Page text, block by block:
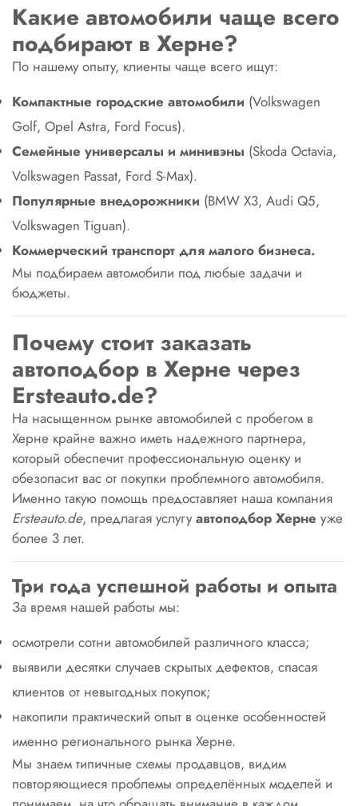
Какие автомобили чаще всего
подбирают в Херне?
По нашему опыту, клиенты чаще всего ищут:
Компактные городские автомобили (Volkswagen
Golf, Opel Astra, Ford Focus).
Семейные универсалы и минивэны (Skoda Octavia,
Volkswagen Passat, Ford S-Max).
Популярные внедорожники (BMW X3, Audi Q5,
Volkswagen Tiguan).
Коммерческий транспорт для малого бизнеса.
Мы подбираем автомобили под любые задачи и
бюджеты.
Почему стоит заказать
автоподбор в Херне через
Ersteаuto.de?
На насыщенном рынке автомобилей с пробегом в
Херне крайне важно иметь надежного партнера,
который обеспечит профессиональную оценку и
обезопасит вас от покупки проблемного автомобиля.
Именно такую помощь предоставляет наша компания
Ersteаuto.de, предлагая услугуавтоподбор Херне уже
более 3 лет.
Три года успешной работы и опыта
За время нашей работы мы:
осмотрели сотни автомобилей различного класса;
выявили десятки случаев скрытых дефектов, спасая
клиентов от невыгодных покупок;
накопили практический опыт в оценке особенностей
именно регионального рынка Херне.
Мы знаем типичные схемы продавцов, видим
повторяющиеся проблемы определённых моделей и